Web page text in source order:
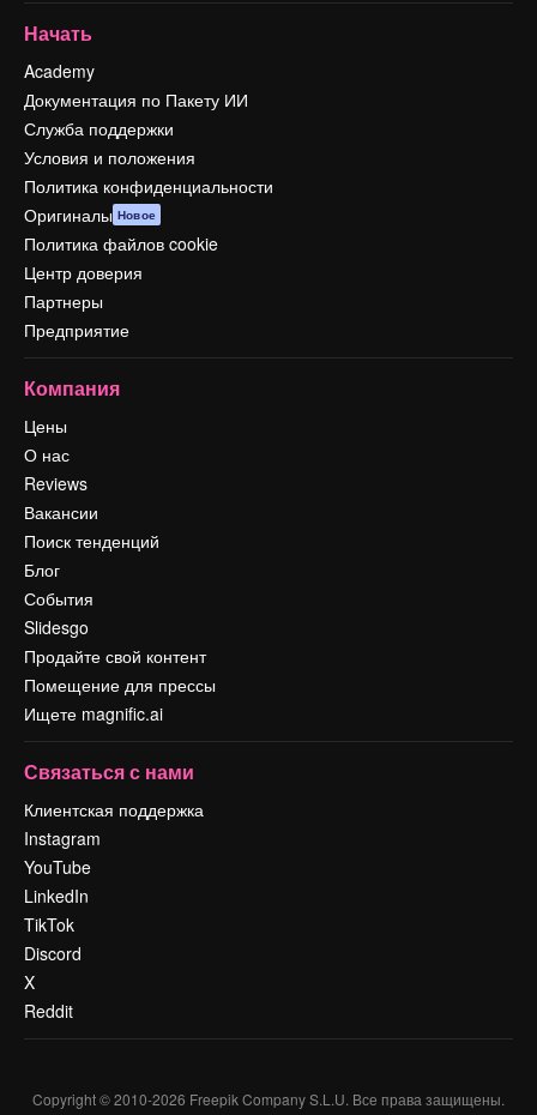
Начать
Academy
Документация по Пакету ИИ
Служба поддержки
Условия и положения
Политика конфиденциальности
Оригиналы Новое
Политика файлов cookie
Центр доверия
Партнеры
Предприятие
Компания
Цены
О нас
Reviews
Вакансии
Поиск тенденций
Блог
События
Slidesgo
Продайте свой контент
Помещение для прессы
Ищете magnific.ai
Связаться с нами
Клиентская поддержка
Instagram
YouTube
LinkedIn
TikTok
Discord
X
Reddit
Copyright © 2010-2026 Freepik Company S.L.U. Все права защищены.